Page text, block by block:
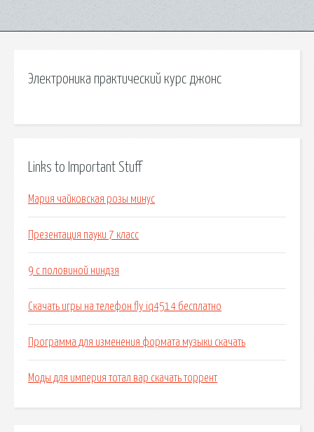
Электроника практический курс джонс
Links to Important Stuff
Мария чайковская розы минус
Презентация пауки 7 класс
9 с половиной ниндзя
Скачать игры на телефон fly iq4514 бесплатно
Программа для изменения формата музыки скачать
Моды для империя тотал вар скачать торрент